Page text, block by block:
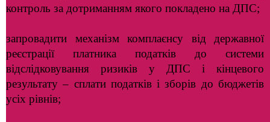
контроль за дотриманням якого покладено на ДПС;
запровадити механізм комплаєнсу від державної
реєстрації платника податків до системи
відслідковування ризиків у ДПС і кінцевого
результату – сплати податків і зборів до бюджетів
усіх рівнів;